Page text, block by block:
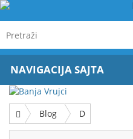
NAVIGACIJA SAJTA
Blog D